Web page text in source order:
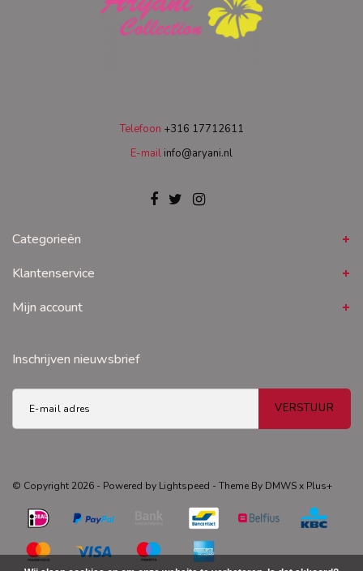
Telefoon +316 17712611
E-mail info@aryani.nl
Categorieën
Klantenservice
Mijn account
Inschrijven nieuwsbrief
VERSTUUR
© Copyright 2026 - Powered by Lightspeed - Theme By DMWSx Plus+